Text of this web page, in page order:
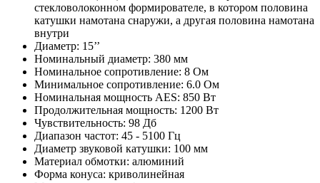
стекловолоконном формирователе, в котором половина
катушки намотана снаружи, а другая половина намотана
внутри
Диаметр: 15’’
Номинальный диаметр: 380 мм
Номинальное сопротивление: 8 Ом
Минимальное сопротивление: 6.0 Ом
Номинальная мощность AES: 850 Вт
Продолжительная мощность: 1200 Вт
Чувствительность: 98 Дб
Диапазон частот: 45 - 5100 Гц
Диаметр звуковой катушки: 100 мм
Материал обмотки: алюминий
Форма конуса: криволинейная